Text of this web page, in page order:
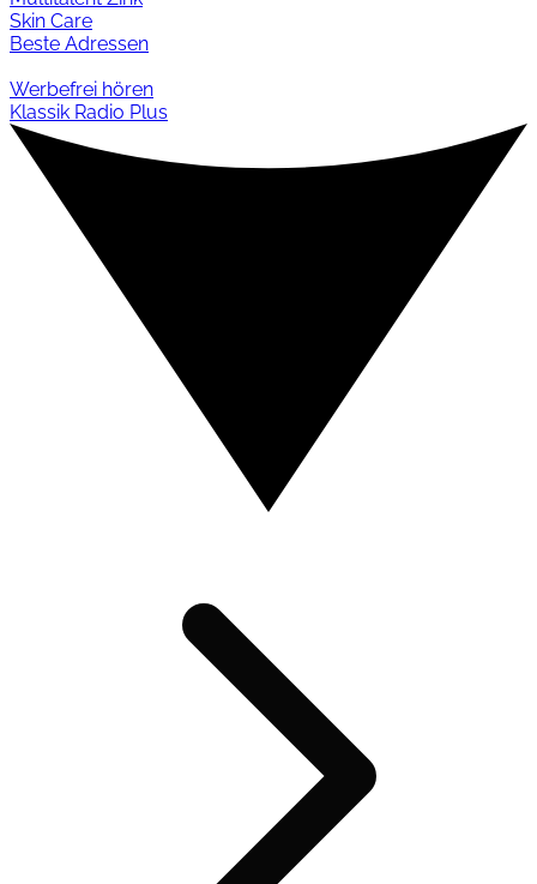
Skin Care
Beste Adressen
Werbefrei hören
Klassik Radio Plus